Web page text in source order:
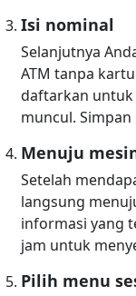
Isi nominal
Selanjutnya
ATM tanpa
daftarkan untuk
muncul.
Menuju
Setelah
langsung
informasi yang
jam untuk
Pilih menu